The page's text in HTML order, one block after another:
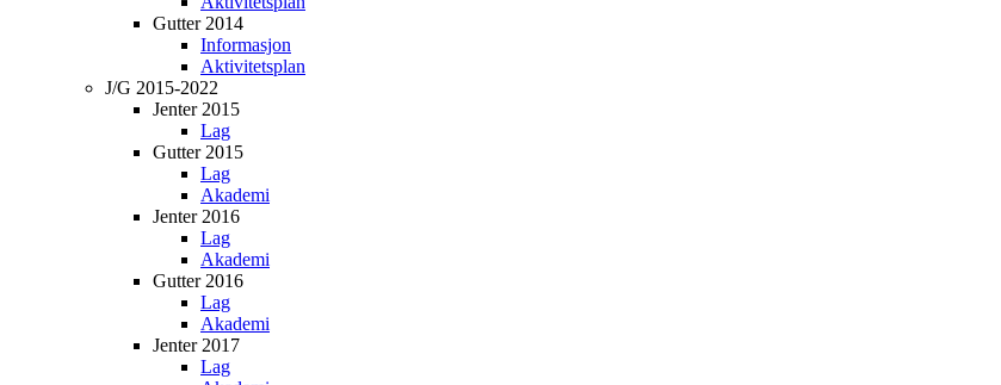
Gutter 2014
Informasjon
Aktivitetsplan
J/G 2015-2022
Jenter 2015
Lag
Gutter 2015
Lag
Akademi
Jenter 2016
Lag
Akademi
Gutter 2016
Lag
Akademi
Jenter 2017
Lag